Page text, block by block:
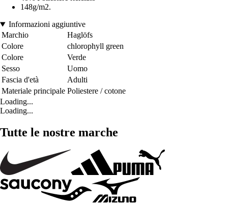
148g/m2.
Informazioni aggiuntive
Marchio
Haglöfs
Colore
chlorophyll green
Colore
Verde
Sesso
Uomo
Fascia d'età
Adulti
Materiale principale Poliestere / cotone
Loading...
Loading...
Tutte le nostre marche